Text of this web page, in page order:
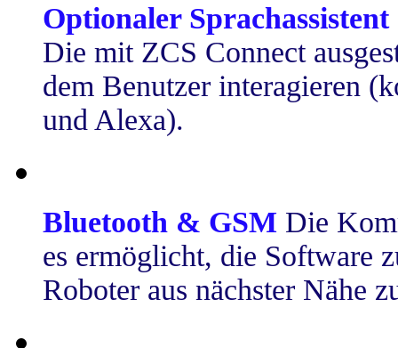
Optionaler
Die mit ZCS Connect
dem Benutzer interagieren
und Alexa).
Bluetooth & GSM Die
es ermöglicht, die Software
Roboter aus nächster Nähe